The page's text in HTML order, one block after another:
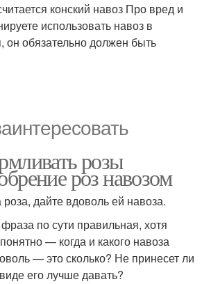
конский навоз Про вред и
использовать навоз в
он обязательно должен быть
розы
роз навозом
дайте вдоволь ей навоза.
по сути правильная, хотя
— когда и какого навоза
— это сколько? Не принесет ли
его лучше давать?